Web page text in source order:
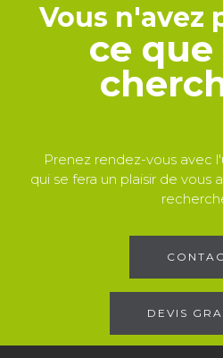
Vous n'avez
ce que
Prenez rendez-vous avec
qui se fera un plaisir de vous
DEVIS